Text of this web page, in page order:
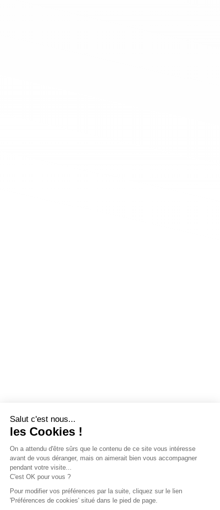
Salut c'est nous...
les Cookies !
On a attendu d'être sûrs que le contenu de ce site vous intéresse
avant de vous déranger, mais on aimerait bien vous accompagner
pendant votre visite...
C'est OK pour vous ?
Pour modifier vos préférences par la suite, cliquez sur le lien
'Préférences de cookies' situé dans le pied de page.